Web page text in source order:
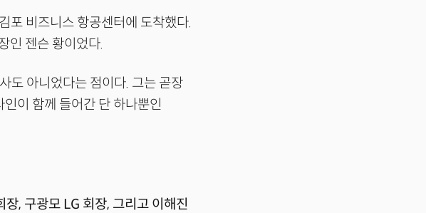
포 비즈니스 항공센터에 도착했다.
인 젠슨 황이었다.
도 아니었다는 점이다. 그는 곧장
이 함께 들어간 단 하나뿐인
장, 구광모 LG 회장, 그리고 이해진